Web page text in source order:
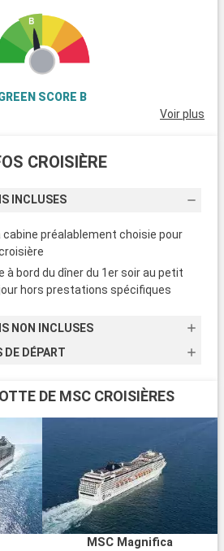
SCORE B
Voir plus
CROISIÈRE
INCLUSES
cabine préalablement choisie pour
à bord du dîner du 1er soir au petit
hors prestations spécifiques
NON INCLUSES
DE DÉPART
DE MSC CROISIÈRES
MSC Magnifica